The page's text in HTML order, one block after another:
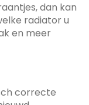
dan kan
radiator u
en meer
correcte